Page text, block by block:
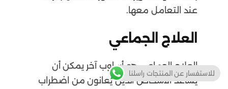
عند التعامل معها.
العلاج الجماعي
العلاج الجماعي هو أسلوب آخر يمكن أن
يساعد الأشخاص الذين يعانون من اضطراب
للاستفسار عن المنتجات راسلنا